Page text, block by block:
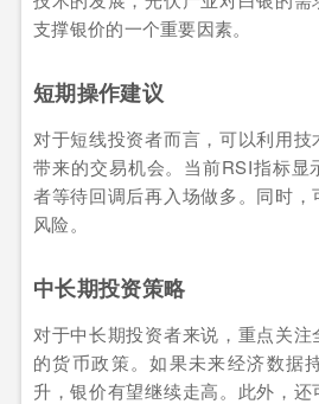
支撑银价的一个重要因素。
短期操作建议
对于短线投资者而言，可以利用
带来的交易机会。当前RSI指标显
者等待回调后再入场做多。同时
风险。
中长期投资策略
对于中长期投资者来说，重点关
的货币政策。如果未来经济数据
升，银价有望继续走高。此外，